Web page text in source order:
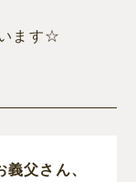
ます☆
義父さん、